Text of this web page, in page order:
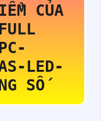
CỦA
LED-
SỐ